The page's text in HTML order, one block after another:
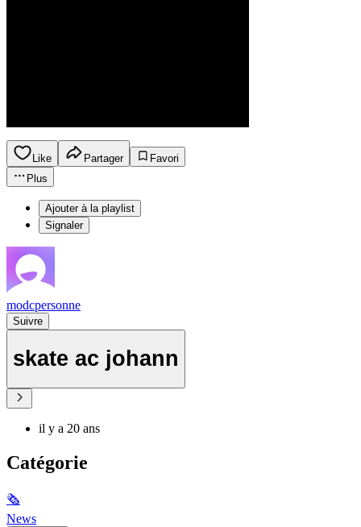
Like Partager
Favori
Plus
Ajouter à la playlist
Signaler
modcpersonne
Suivre
skate ac johann
il y a 20 ans
Catégorie
🗞
News